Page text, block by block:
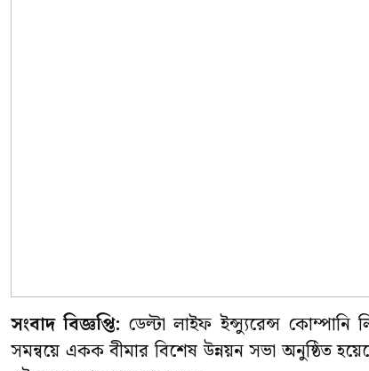
সংবাদ বিজ্ঞপ্তি: ডেল্টা লাইফ ইন্স্যুরেন্স কোম্পানি
সমন্বয়ে একক বীমার বিশেষ উন্নয়ন সভা অনুষ্ঠিত